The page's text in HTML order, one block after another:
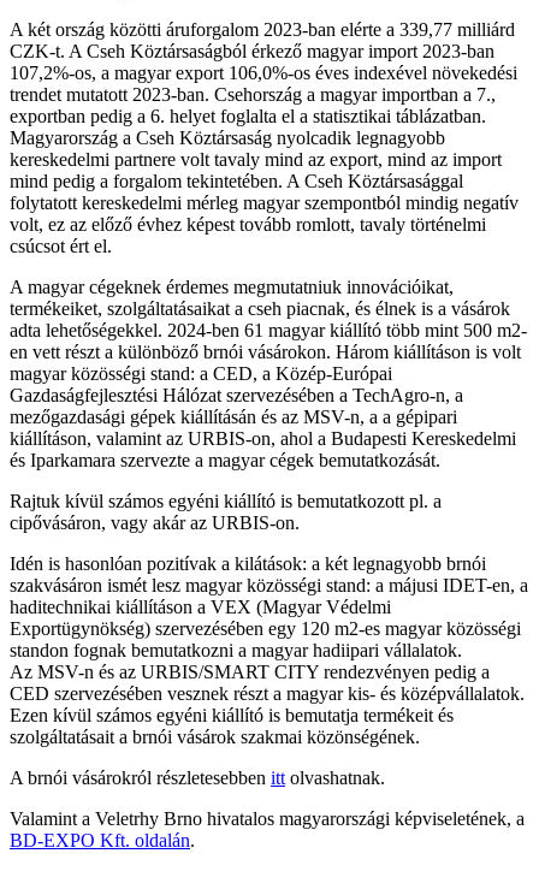
A két ország közötti áruforgalom 2023-ban elérte a 339,77 milliárd
CZK-t. A Cseh Köztársaságból érkező magyar import 2023-ban
107,2%-os, a magyar export 106,0%-os éves indexével növekedési
trendet mutatott 2023-ban. Csehország a magyar importban a 7.,
exportban pedig a 6. helyet foglalta el a statisztikai táblázatban.
Magyarország a Cseh Köztársaság nyolcadik legnagyobb
kereskedelmi partnere volt tavaly mind az export, mind az import
mind pedig a forgalom tekintetében. A Cseh Köztársasággal
folytatott kereskedelmi mérleg magyar szempontból mindig negatív
volt, ez az előző évhez képest tovább romlott, tavaly történelmi
csúcsot ért el.
A magyar cégeknek érdemes megmutatniuk innovációikat,
termékeiket, szolgáltatásaikat a cseh piacnak, és élnek is a vásárok
adta lehetőségekkel. 2024-ben 61 magyar kiállító több mint 500 m2-
en vett részt a különböző brnói vásárokon. Három kiállításon is volt
magyar közösségi stand: a CED, a Közép-Európai
Gazdaságfejlesztési Hálózat szervezésében a TechAgro-n, a
mezőgazdasági gépek kiállításán és az MSV-n, a a gépipari
kiállításon, valamint az URBIS-on, ahol a Budapesti Kereskedelmi
és Iparkamara szervezte a magyar cégek bemutatkozását.
Rajtuk kívül számos egyéni kiállító is bemutatkozott pl. a
cipővásáron, vagy akár az URBIS-on.
Idén is hasonlóan pozitívak a kilátások: a két legnagyobb brnói
szakvásáron ismét lesz magyar közösségi stand: a májusi IDET-en, a
haditechnikai kiállításon a VEX (Magyar Védelmi
Exportügynökség) szervezésében egy 120 m2-es magyar közösségi
standon fognak bemutatkozni a magyar hadiipari vállalatok.
Az MSV-n és az URBIS/SMART CITY rendezvényen pedig a
CED szervezésében vesznek részt a magyar kis- és középvállalatok.
Ezen kívül számos egyéni kiállító is bemutatja termékeit és
szolgáltatásait a brnói vásárok szakmai közönségének.
A brnói vásárokról részletesebben itt olvashatnak.
Valamint a Veletrhy Brno hivatalos magyarországi képviseletének, a
BD-EXPO Kft. oldalán.